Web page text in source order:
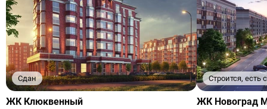
Сдан
ЖК Клюквенный
Строится, есть
ЖК Новоград